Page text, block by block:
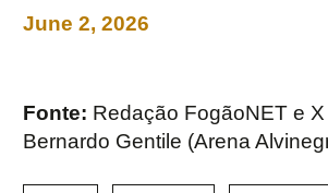
June 2, 2026
Fonte: Redação FogãoNET e
Bernardo Gentile (Arena